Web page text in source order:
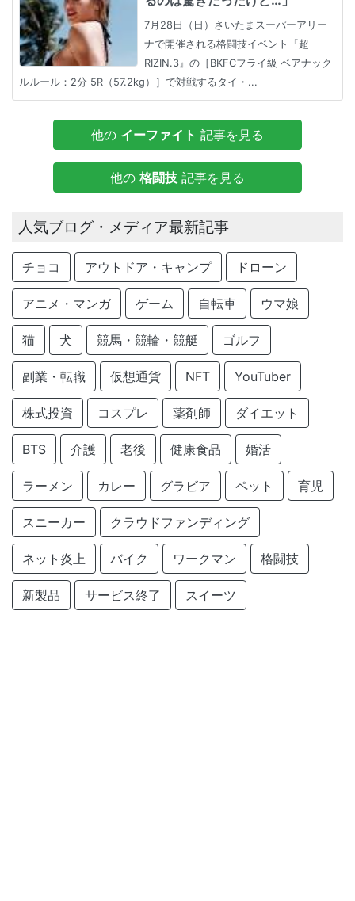
7月28日（日）さいたまスーパーアリー
ナで開催される格闘技イベント『超
RIZIN.3』の［BKFCフライ級 ベアナック
ルルール：2分 5R（57.2kg）］で対戦するタイ・...
他の イーファイト 記事を見る
他の 格闘技 記事を見る
人気ブログ・メディア最新記事
チョコ アウトドア・キャンプ ドローン
アニメ・マンガ ゲーム 自転車 ウマ娘
猫 犬 競馬・競輪・競艇 ゴルフ
副業・転職 仮想通貨 NFT YouTuber
株式投資 コスプレ 薬剤師 ダイエット
BTS 介護 老後 健康食品 婚活
ラーメン カレー グラビア ペット 育児
スニーカー クラウドファンディング
ネット炎上 バイク ワークマン 格闘技
新製品 サービス終了 スイーツ